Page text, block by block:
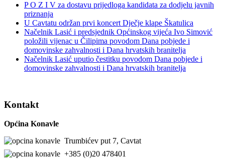
P O Z I V za dostavu prijedloga kandidata za dodjelu javnih
priznanja
U Cavtatu održan prvi koncert Dječje klape Škatulica
Načelnik Lasić i predsjednik Općinskog vijeća Ivo Simović
položili vijenac u Čilipima povodom Dana pobjede i
domovinske zahvalnosti i Dana hrvatskih branitelja
Načelnik Lasić uputio čestitku povodom Dana pobjede i
domovinske zahvalnosti i Dana hrvatskih branitelja
Kontakt
Općina Konavle
Trumbićev put 7, Cavtat
+385 (0)20 478401